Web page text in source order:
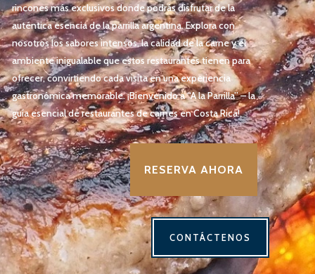
rincones más exclusivos donde podrás disfrutar de la
auténtica esencia de la parrilla argentina. Explora con
nosotros los sabores intensos, la calidad de la carne y el
ambiente inigualable que estos restaurantes tienen para
ofrecer, convirtiendo cada visita en una experiencia
gastronómica memorable. ¡Bienvenido a “A la Parrilla” – la
guía esencial de restaurantes de carnes en Costa Rica!.
RESERVA AHORA
CONTÁCTENOS